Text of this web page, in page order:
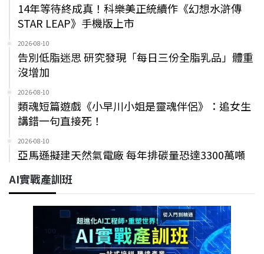
14年等待終成真！科樂美正統續作《幻想水滸傳
STAR LEAP》手機版上市
2026-08-10
告別低脂迷思 研究發現「每日三份全脂乳品」體重
沒增加
2026-08-10
類魂短篇遊戲《小早川小姐是靈魂伴侶》：追女生
講錯一句直接死！
2026-08-10
亞馬遜擬建天然氣電廠 每年排碳量恐達3300萬噸
AI實戰產訓班